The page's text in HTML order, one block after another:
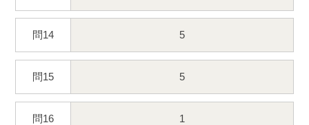
問14 5
問15 5
問16 1